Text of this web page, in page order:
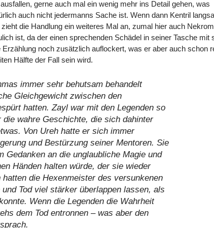
gerne auch mal ein wenig mehr ins Detail gehen, was
auch nicht jedermanns Sache ist. Wenn dann Kentril
die Handlung ein weiteres Mal an, zumal hier auch
ist, da der einen sprechenden Schädel in seiner Tasche mit
noch zusätzlich auflockert, was er aber auch schon
Hälfte der Fall sein wird.
immer sehr behutsam behandelt
Gleichgewicht zwischen den
hatten. Zayl war mit den Legenden so
wahre Geschichte, die sich dahinter
Von Ureh hatte er sich immer
und Bestürzung seiner Mentoren. Sie
Gedanken an die unglaubliche Magie und
Händen halten würde, der sie wieder
die Hexenmeister des versunkenen
Tod viel stärker überlappen lassen, als
Wenn die Legenden die Wahrheit
dem Tod entronnen – was aber den